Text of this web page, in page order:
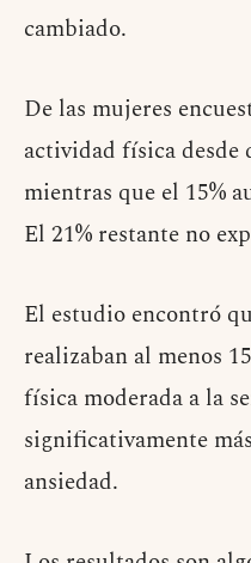
cambiado.
De las mujeres
actividad física desde
mientras que el 15%
El 21% restante no
El estudio encontró
realizaban al menos
física moderada a la
significativamente
ansiedad.